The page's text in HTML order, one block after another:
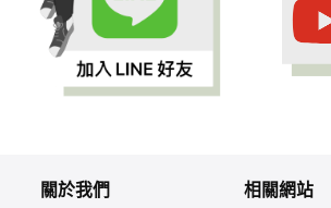
關於我們 相關網站